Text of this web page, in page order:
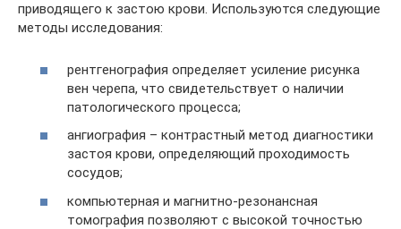
приводящего к застою крови. Используются следующие
методы исследования:
рентгенография определяет усиление рисунка
вен черепа, что свидетельствует о наличии
патологического процесса;
ангиография – контрастный метод диагностики
застоя крови, определяющий проходимость
сосудов;
компьютерная и магнитно-резонансная
томография позволяют с высокой точностью